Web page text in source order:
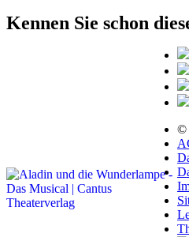
Kennen Sie schon
©